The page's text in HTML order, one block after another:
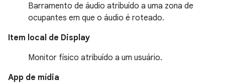
Barramento de áudio atribuído a uma zona de
ocupantes em que o áudio é roteado.
Item local de Display
Monitor físico atribuído a um usuário.
App de mídia